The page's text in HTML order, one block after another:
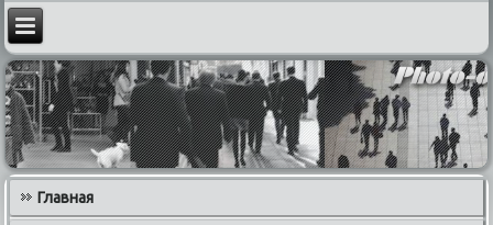
Главная